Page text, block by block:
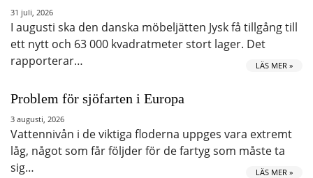
31 juli, 2026
I augusti ska den danska möbeljätten Jysk få tillgång till
ett nytt och 63 000 kvadratmeter stort lager. Det
rapporterar…
LÄS MER »
Problem för sjöfarten i Europa
3 augusti, 2026
Vattennivån i de viktiga floderna uppges vara extremt
låg, något som får följder för de fartyg som måste ta
sig…
LÄS MER »